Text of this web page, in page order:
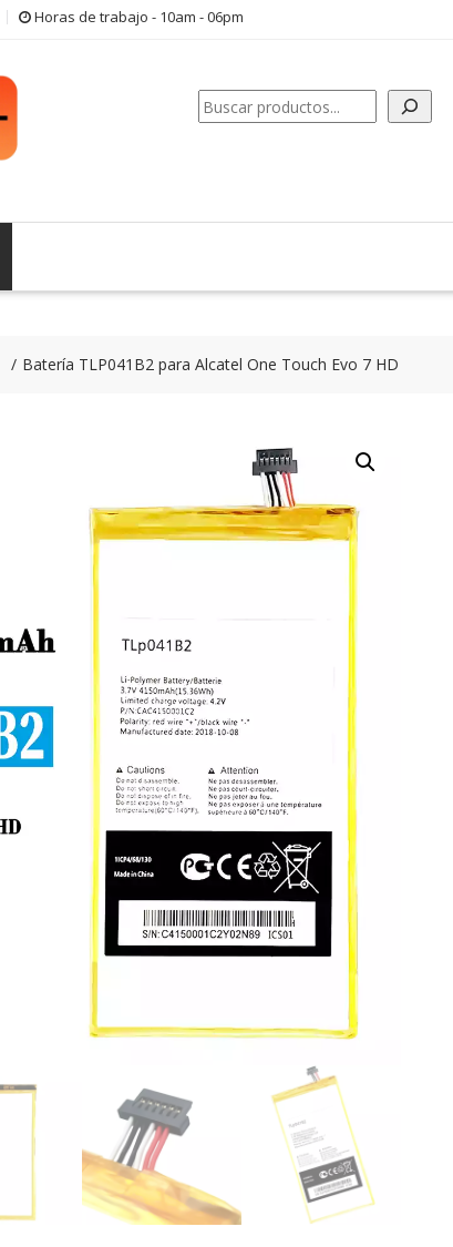
Horas de trabajo - 10am - 06pm
Buscar
Batería TLP041B2 para Alcatel One Touch Evo 7 HD